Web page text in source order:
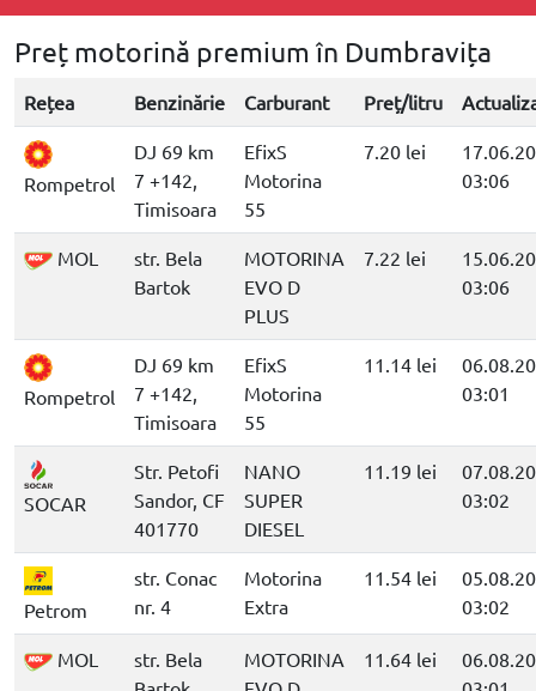
Preț motorină premium în Dumbravița
Rețea Benzinărie Carburant Preț/litru
Rompetrol
DJ 69 km
7 +142,
Timisoara
EfixS
Motorina
55
7.20 lei
03:06
MOL
str. Bela
Bartok
MOTORINA
EVO D
PLUS
7.22 lei
03:06
Rompetrol
DJ 69 km
7 +142,
Timisoara
EfixS
Motorina
55
11.14 lei
03:01
SOCAR
Str. Petofi
Sandor, CF
401770
NANO
SUPER
DIESEL
11.19 lei
03:02
Petrom
str. Conac
nr. 4
Motorina
Extra
11.54 lei
03:02
MOL
str. Bela
MOTORINA
11.64 lei